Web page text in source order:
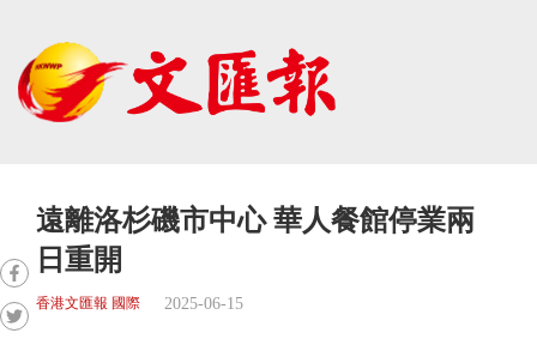
遠離洛杉磯市中心 華人餐館停業兩
日重開
香港文匯報 國際 2025-06-15